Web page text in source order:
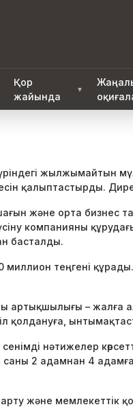
Қор
жайында
▼
жылжымайтын
қалыптастырды.
және орта бизнес
түсіну компанияны
басталды.
теңгені
– жалға
қолдануға,
нәтижелер
2 адамнан 4 адамға
және мемлекеттік